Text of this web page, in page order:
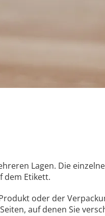
Lagen. Die
dem Etikett.
oder der
auf denen Sie